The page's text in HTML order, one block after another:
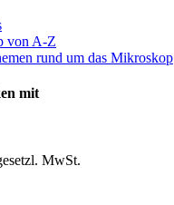
von A-Z
rund um das Mikroskop
mit
MwSt.